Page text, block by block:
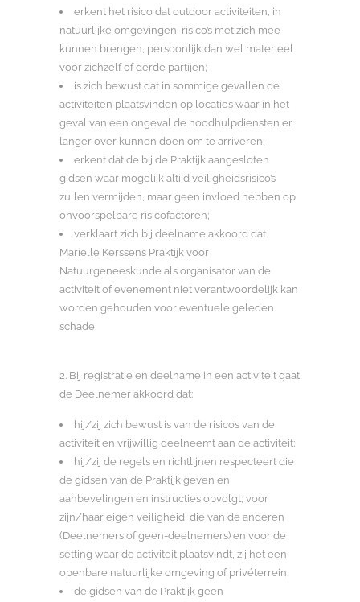
erkent het risico dat outdoor activiteiten, in
natuurlijke omgevingen, risico’s met zich mee
kunnen brengen, persoonlijk dan wel materieel
voor zichzelf of derde partijen;
is zich bewust dat in sommige gevallen de
activiteiten plaatsvinden op locaties waar in het
geval van een ongeval de noodhulpdiensten er
langer over kunnen doen om te arriveren;
erkent dat de bij de Praktijk aangesloten
gidsen waar mogelijk altijd veiligheidsrisico’s
zullen vermijden, maar geen invloed hebben op
onvoorspelbare risicofactoren;
verklaart zich bij deelname akkoord dat
Mariëlle Kerssens Praktijk voor
Natuurgeneeskunde als organisator van de
activiteit of evenement niet verantwoordelijk kan
worden gehouden voor eventuele geleden
schade.
2. Bij registratie en deelname in een activiteit gaat
de Deelnemer akkoord dat:
hij/zij zich bewust is van de risico’s van de
activiteit en vrijwillig deelneemt aan de activiteit;
hij/zij de regels en richtlijnen respecteert die
de gidsen van de Praktijk geven en
aanbevelingen en instructies opvolgt; voor
zijn/haar eigen veiligheid, die van de anderen
(Deelnemers of geen-deelnemers) en voor de
setting waar de activiteit plaatsvindt, zij het een
openbare natuurlijke omgeving of privéterrein;
de gidsen van de Praktijk geen